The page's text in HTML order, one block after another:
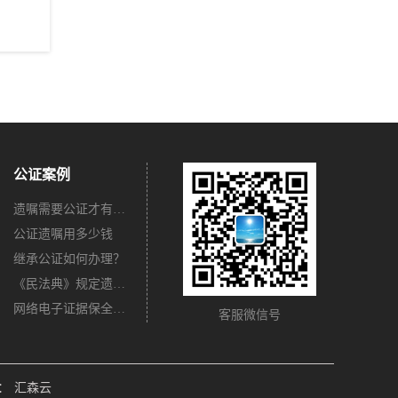
公证案例
遗嘱需要公证才有法律效力吗？
公证遗嘱用多少钱
继承公证如何办理？
《民法典》规定遗嘱不公证有法律效力吗？
网络电子证据保全公证怎么办理？
客服微信号
汇森云